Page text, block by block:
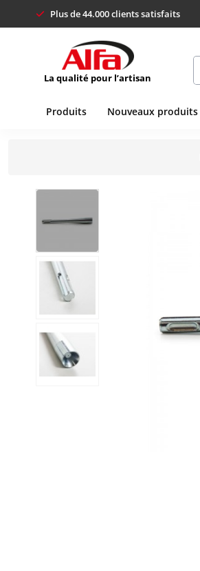
Plus de 44.000 clients satisfaits
La qualité pour l’artisan
Produits Nouveaux produits